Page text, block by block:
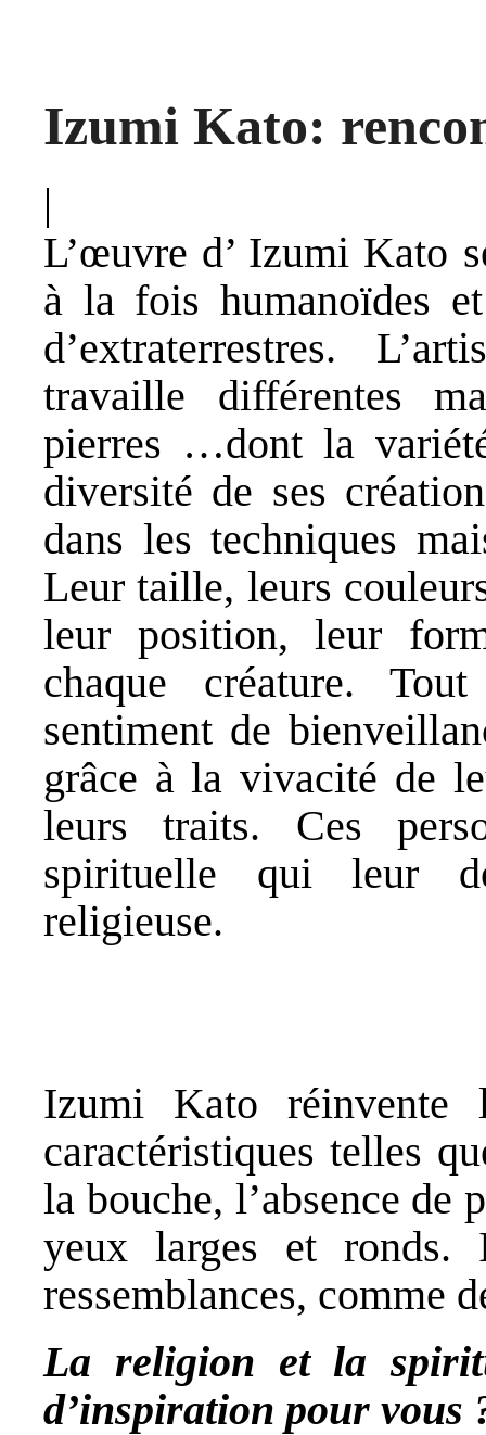
Izumi Kato:
|
L’œuvre d’ Izumi Kato
à la fois humanoïdes
d’extraterrestres.
travaille différentes
pierres …dont la
diversité de ses
dans les techniques
Leur taille, leurs
leur position, leur
chaque créature.
sentiment de
grâce à la vivacité de
leurs traits. Ces
spirituelle qui leur
religieuse.
Izumi Kato réinvente
caractéristiques telles
la bouche, l’absence de
yeux larges et
ressemblances, comme
La religion et la
d’inspiration pour vous